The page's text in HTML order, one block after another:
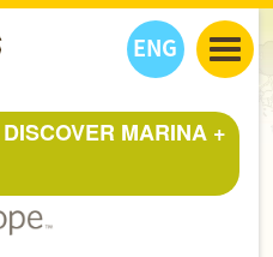
ENG
丫丫看天下
教學活動
丫丫活動
健康生活館
MARINA +